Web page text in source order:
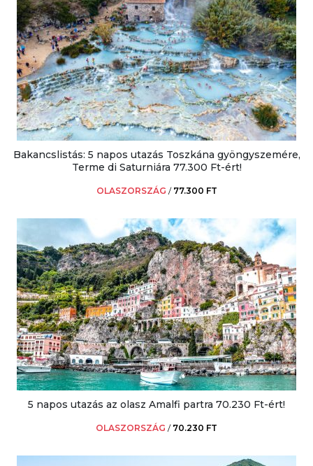
Bakancslistás: 5 napos utazás Toszkána gyöngyszemére,
Terme di Saturniára 77.300 Ft-ért!
OLASZORSZÁG / 77.300 FT
5 napos utazás az olasz Amalfi partra 70.230 Ft-ért!
OLASZORSZÁG / 70.230 FT